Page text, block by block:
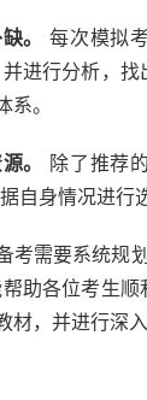
。
每次模拟
进行分析，
。
。
除了推荐
自身情况进行
考需要系统规
助各位考生
，并进行深